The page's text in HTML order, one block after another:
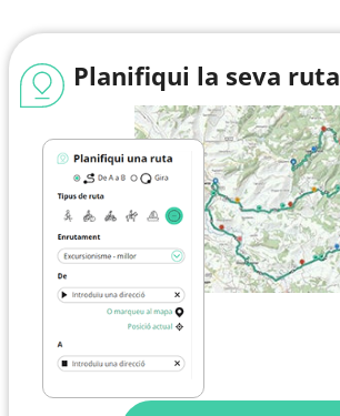
Planifiqui la seva ruta